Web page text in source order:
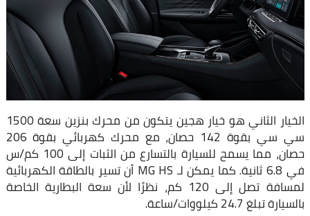
الخيار الثاني هو خيار هجين يتكون من محرك بنزين سعة 1500
سي سي بقوة 142 حصان، مع محرك كهربائي بقوة 206
حصان، مما يسمح للسيارة بالتسارع من الثبات إلى 100 كم/س
في 6.8 ثانية. كما يمكن لـ MG HS أن تسير بالطاقة الكهربائية
لمسافة تصل إلى 120 كم، نظرًا لأن سعة البطارية الخاصة
بالسيارة تبلغ 24.7 كيلووات/ساعة.